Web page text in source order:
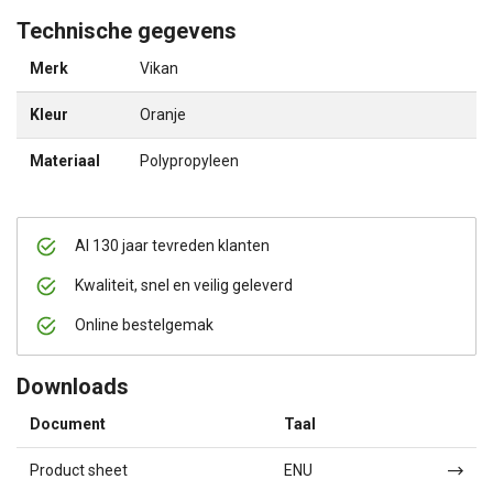
Al 130 jaar tevreden klanten
Kwaliteit, snel en veilig geleverd
Online bestelgemak
Downloads
Document Taal
Product sheet ENU
Technische gegevens
Merk Vikan
Kleur Oranje
Materiaal Polypropyleen